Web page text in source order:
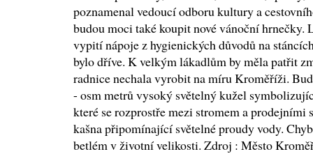
poznamenal vedoucí odboru kultury a
budou moci také koupit nové vánoční hrnečky.
vypití nápoje z hygienických důvodů na
bylo dříve. K velkým lákadlům by měla patřit
radnice nechala vyrobit na míru Kroměříži.
- osm metrů vysoký světelný kužel
které se rozprostře mezi stromem a prodejními
kašna připomínající světelné proudy vody.
betlém v životní velikosti. Zdroj : Město